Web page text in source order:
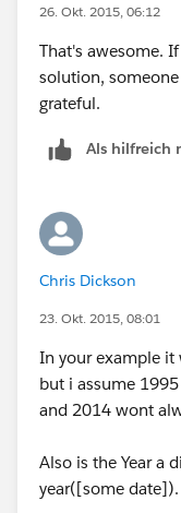
26. Okt. 2015, 06:12
That's awesome.
solution,
grateful.
Als hilfreich
Chris Dickson
23. Okt. 2015, 08:01
In your example it
but i assume
and 2014 wont
Also is the Year a
year([some date]).